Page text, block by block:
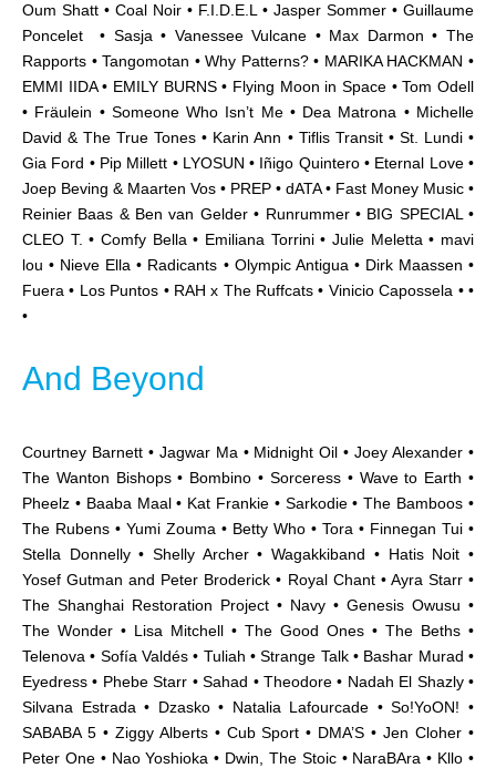
Oum Shatt • Coal Noir • F.I.D.E.L • Jasper Sommer • Guillaume
Poncelet • Sasja • Vanessee Vulcane • Max Darmon • The
Rapports • Tangomotan • Why Patterns? • MARIKA HACKMAN •
EMMI IIDA • EMILY BURNS • Flying Moon in Space • Tom Odell
• Fräulein • Someone Who Isn’t Me • Dea Matrona • Michelle
David & The True Tones • Karin Ann • Tiflis Transit • St. Lundi •
Gia Ford • Pip Millett • LYOSUN • Iñigo Quintero • Eternal Love •
Joep Beving & Maarten Vos • PREP • dATA • Fast Money Music •
Reinier Baas & Ben van Gelder • Runrummer • BIG SPECIAL •
CLEO T. • Comfy Bella • Emiliana Torrini • Julie Meletta • mavi
lou • Nieve Ella • Radicants • Olympic Antigua • Dirk Maassen •
Fuera • Los Puntos • RAH x The Ruffcats • Vinicio Capossela • •
•
And Beyond
Courtney Barnett • Jagwar Ma • Midnight Oil • Joey Alexander •
The Wanton Bishops • Bombino • Sorceress • Wave to Earth •
Pheelz • Baaba Maal • Kat Frankie • Sarkodie • The Bamboos •
The Rubens • Yumi Zouma • Betty Who • Tora • Finnegan Tui •
Stella Donnelly • Shelly Archer • Wagakkiband • Hatis Noit •
Yosef Gutman and Peter Broderick • Royal Chant • Ayra Starr •
The Shanghai Restoration Project • Navy • Genesis Owusu •
The Wonder • Lisa Mitchell • The Good Ones • The Beths •
Telenova • Sofía Valdés • Tuliah • Strange Talk • Bashar Murad •
Eyedress • Phebe Starr • Sahad • Theodore • Nadah El Shazly •
Silvana Estrada • Dzasko • Natalia Lafourcade • So!YoON! •
SABABA 5• Ziggy Alberts • Cub Sport • DMA’S • Jen Cloher •
Peter One • Nao Yoshioka • Dwin, The Stoic • NaraBAra • Kllo •